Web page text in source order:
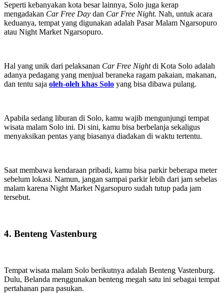
Seperti kebanyakan kota besar lainnya, Solo juga kerap
mengadakan Car Free Day dan Car Free Night. Nah, untuk acara
keduanya, tempat yang digunakan adalah Pasar Malam Ngarsopuro
atau Night Market Ngarsopuro.
Hal yang unik dari pelaksanan Car Free Nightdi Kota Solo adalah
adanya pedagang yang menjual beraneka ragam pakaian, makanan,
dan tentu saja oleh-oleh khas Solo yang bisa dibawa pulang.
Apabila sedang liburan di Solo, kamu wajib mengunjungi tempat
wisata malam Solo ini. Di sini, kamu bisa berbelanja sekaligus
menyaksikan pentas yang biasanya diadakan di waktu tertentu.
Saat membawa kendaraan pribadi, kamu bisa parkir beberapa meter
sebelum lokasi. Namun, jangan sampai parkir lebih dari jam sebelas
malam karena Night Market Ngarsopuro sudah tutup pada jam
tersebut.
4. Benteng Vastenburg
Tempat wisata malam Solo berikutnya adalah Benteng Vastenburg.
Dulu, Belanda menggunakan benteng megah satu ini sebagai tempat
pertahanan para pasukan.